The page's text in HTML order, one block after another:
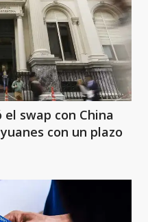
el swap con China
con un plazo